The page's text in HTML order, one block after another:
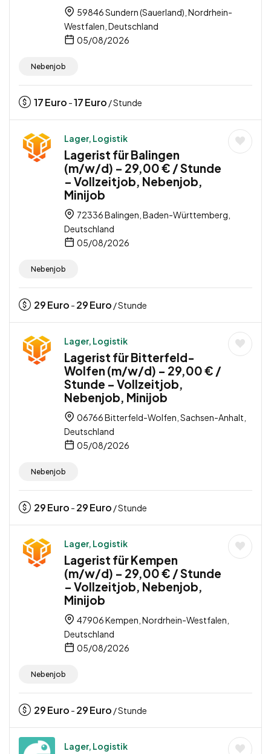
59846 Sundern (Sauerland), Nordrhein-
Westfalen, Deutschland
05/08/2026
Nebenjob
17Euro -17Euro / Stunde
Lager, Logistik
Lagerist für Balingen
(m/w/d) – 29,00 € / Stunde
– Vollzeitjob, Nebenjob,
Minijob
72336 Balingen, Baden-Württemberg,
Deutschland
05/08/2026
Nebenjob
29Euro - 29Euro / Stunde
Lager, Logistik
Lagerist für Bitterfeld-
Wolfen (m/w/d) – 29,00 € /
Stunde – Vollzeitjob,
Nebenjob, Minijob
06766 Bitterfeld-Wolfen, Sachsen-Anhalt,
Deutschland
05/08/2026
Nebenjob
29Euro - 29Euro / Stunde
Lager, Logistik
Lagerist für Kempen
(m/w/d) – 29,00 € / Stunde
– Vollzeitjob, Nebenjob,
Minijob
47906 Kempen, Nordrhein-Westfalen,
Deutschland
05/08/2026
Nebenjob
29Euro - 29Euro / Stunde
Lager, Logistik